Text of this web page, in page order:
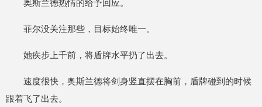
奥斯兰德热情的给予回应。
菲尔没关注那些，目标始终唯一。
她疾步上千前，将盾牌水平扔了出去。
速度很快，奥斯兰德将剑身竖直摆在胸前，盾牌碰到的时候
跟着飞了出去。